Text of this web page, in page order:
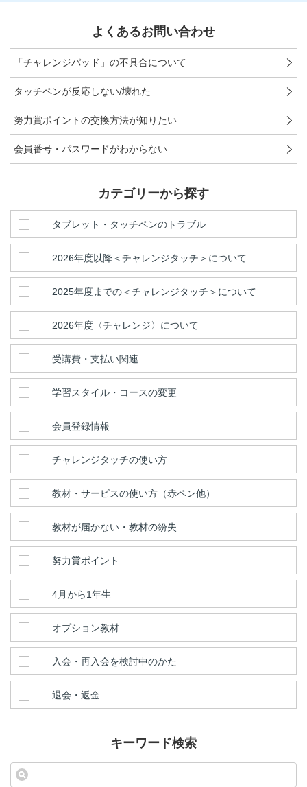
進研ゼミ 中学講座 中高一貫
進研ゼミ 高校講座
進研ゼミ小学講座のご紹介はこちら
よくあるお問い合わせ
「チャレンジパッド」の不具合について
タッチペンが反応しない/壊れた
努力賞ポイントの交換方法が知りたい
会員番号・パスワードがわからない
カテゴリーから探す
タブレット・タッチペンのトラブル
2026年度以降＜チャレンジタッチ＞について
2025年度までの＜チャレンジタッチ＞について
2026年度〈チャレンジ〉について
受講費・支払い関連
学習スタイル・コースの変更
会員登録情報
チャレンジタッチの使い方
教材・サービスの使い方（赤ペン他）
教材が届かない・教材の紛失
努力賞ポイント
4月から1年生
オプション教材
入会・再入会を検討中のかた
退会・返金
キーワード検索